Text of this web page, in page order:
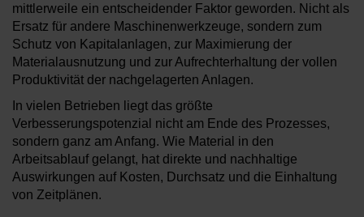
mittlerweile ein entscheidender Faktor geworden. Nicht als
Ersatz für andere Maschinenwerkzeuge, sondern zum
Schutz von Kapitalanlagen, zur Maximierung der
Materialausnutzung und zur Aufrechterhaltung der vollen
Produktivität der nachgelagerten Anlagen.
In vielen Betrieben liegt das größte
Verbesserungspotenzial nicht am Ende des Prozesses,
sondern ganz am Anfang. Wie Material in den
Arbeitsablauf gelangt, hat direkte und nachhaltige
Auswirkungen auf Kosten, Durchsatz und die Einhaltung
von Zeitplänen.